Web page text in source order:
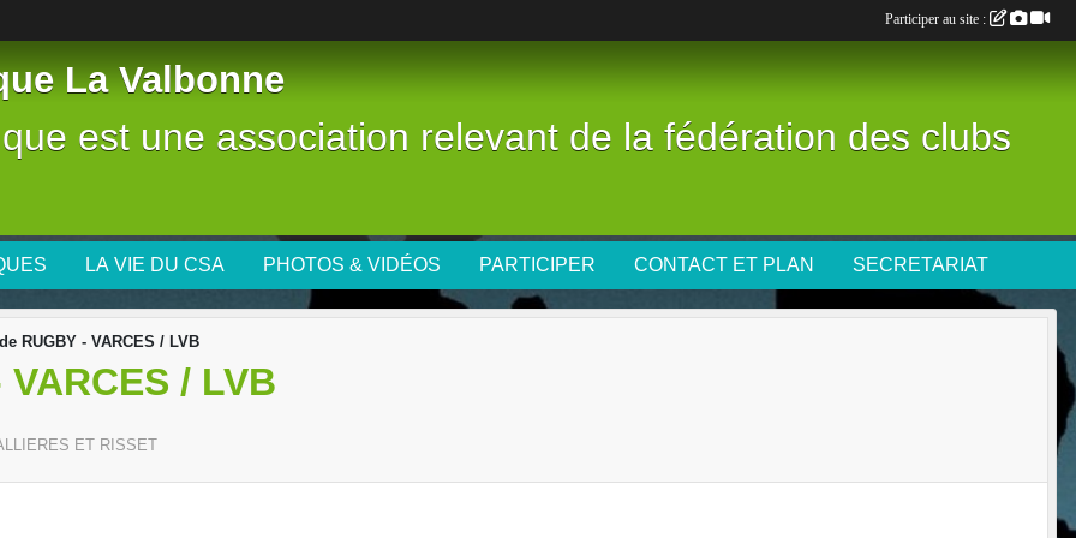
La Valbonne
est une association relevant de la fédération des clubs
LA VIE DU CSA PHOTOS & VIDÉOS PARTICIPER CONTACT ET PLAN SECRETARIAT
RUGBY - VARCES / LVB
/ LVB
ET RISSET
Participer au site :